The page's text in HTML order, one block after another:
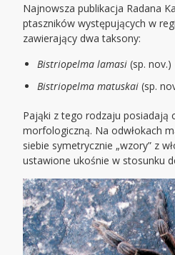
Najnowsza publikacja Radana
ptaszników występujących w
zawierający dwa taksony:
Bistriopelma lamasi (sp. nov.)
Bistriopelma matuskai (sp.
Pająki z tego rodzaju posiadają
morfologiczną. Na odwłokach
siebie symetrycznie „wzory” z
ustawione ukośnie w stosunku